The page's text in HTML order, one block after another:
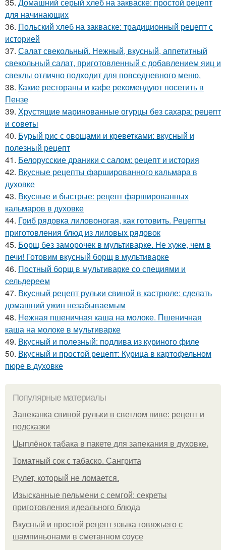
для начинающих
36. Польский хлеб на закваске: традиционный рецепт с
историей
37. Салат свекольный. Нежный, вкусный, аппетитный
свекольный салат, приготовленный с добавлением яиц и
свеклы отлично подходит для повседневного меню.
38. Какие рестораны и кафе рекомендуют посетить в
Пензе
39. Хрустящие маринованные огурцы без сахара: рецепт
и советы
40. Бурый рис с овощами и креветками: вкусный и
полезный рецепт
41. Белорусские драники с салом: рецепт и история
42. Вкусные рецепты фаршированного кальмара в
духовке
43. Вкусные и быстрые: рецепт фаршированных
кальмаров в духовке
44. Гриб рядовка лиловоногая, как готовить. Рецепты
приготовления блюд из лиловых рядовок
45. Борщ без заморочек в мультиварке. Не хуже, чем в
печи! Готовим вкусный борщ в мультиварке
46. Постный борщ в мультиварке со специями и
сельдереем
47. Вкусный рецепт рульки свиной в кастрюле: сделать
домашний ужин незабываемым
48. Нежная пшеничная каша на молоке. Пшеничная
каша на молоке в мультиварке
49. Вкусный и полезный: подлива из куриного филе
50. Вкусный и простой рецепт: Курица в картофельном
пюре в духовке
Популярные материалы
Запеканка свиной рульки в светлом пиве: рецепт и
подсказки
Цыплёнок табака в пакете для запекания в духовке.
Томатный сок с табаско. Сангрита
Рулет, который не ломается.
Изысканные пельмени с семгой: секреты
приготовления идеального блюда
Вкусный и простой рецепт языка говяжьего с
шампиньонами в сметанном соусе